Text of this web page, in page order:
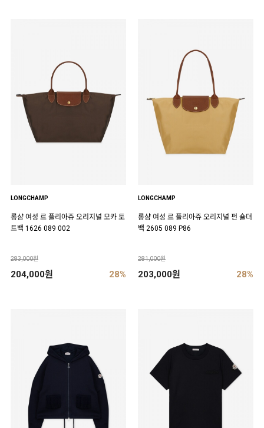
LONGCHAMP
롱샴 여성 르 플리아쥬 오리지널 모카 토
트백 1626 089 002
283,000원
204,000원 28%
LONGCHAMP
롱샴 여성 르 플리아쥬 오리지널 펀 숄더
백 2605 089 P86
281,000원
203,000원 28%